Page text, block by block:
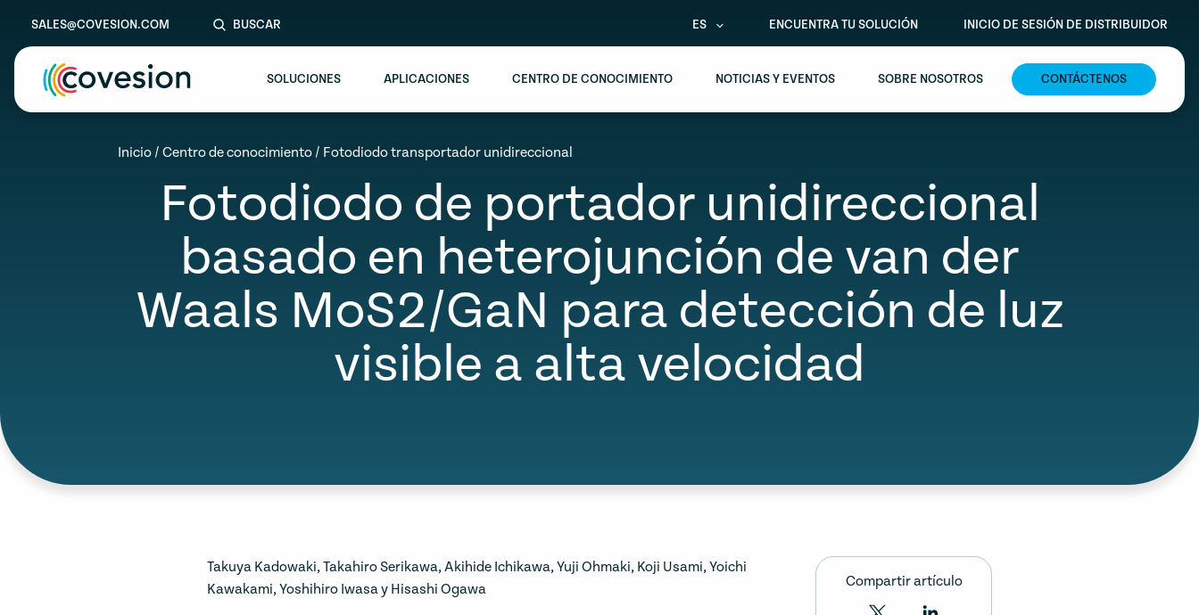
SALES@COVESION.COM BUSCAR ES ENCUENTRA TU SOLUCIÓN INICIO DE SESIÓN DE DISTRIBUIDOR
SOLUCIONES APLICACIONES CENTRO DE CONOCIMIENTO NOTICIAS Y EVENTOS SOBRE NOSOTROS CONTÁCTENOS
Inicio / Centro de conocimiento / Fotodiodo transportador unidireccional
Fotodiodo de portador unidireccional
basado en heterojunción de van der
Waals MoS2/GaN para detección de luz
visible a alta velocidad
Takuya Kadowaki, Takahiro Serikawa, Akihide Ichikawa, Yuji Ohmaki, Koji Usami, Yoichi
Kawakami, Yoshihiro Iwasa y Hisashi Ogawa
Compartir artículo